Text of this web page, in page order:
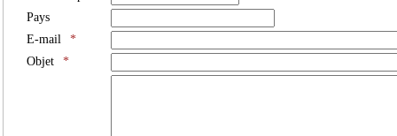
Pays
E-mail
*
Objet
*